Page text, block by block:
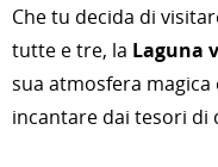
Che tu decida di
tutte e tre, la Laguna
sua atmosfera magica
incantare dai tesori di